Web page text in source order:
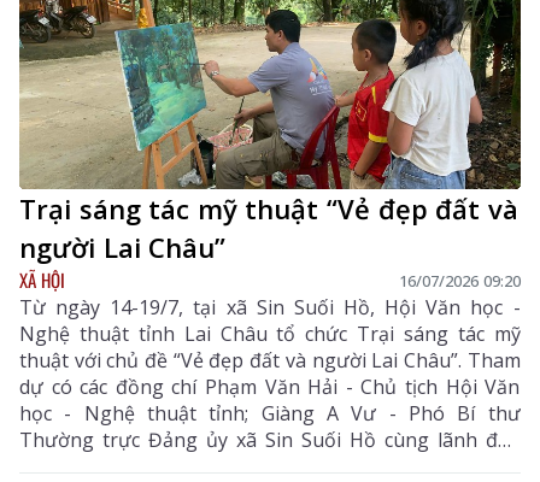
Trại sáng tác mỹ thuật “Vẻ đẹp đất và
người Lai Châu”
XÃ HỘI 16/07/2026 09:20
Từ ngày 14-19/7, tại xã Sin Suối Hồ, Hội Văn học -
Nghệ thuật tỉnh Lai Châu tổ chức Trại sáng tác mỹ
thuật với chủ đề “Vẻ đẹp đất và người Lai Châu”. Tham
dự có các đồng chí Phạm Văn Hải - Chủ tịch Hội Văn
học - Nghệ thuật tỉnh; Giàng A Vư - Phó Bí thư
Thường trực Đảng ủy xã Sin Suối Hồ cùng lãnh đạo
địa phương và các họa sĩ, trại viên.